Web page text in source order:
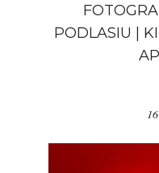
PODLASIU |